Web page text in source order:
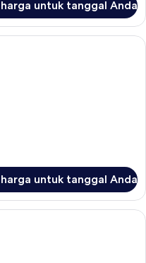
untuk tanggal Anda
Double Superior | Minibar,
untuk tanggal Anda